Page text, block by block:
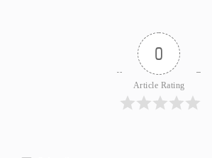
0
Article Rating